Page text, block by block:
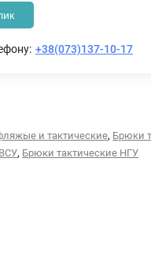
+38(073)137-10-17
и тактические, Брюки
, Брюки тактические НГУ